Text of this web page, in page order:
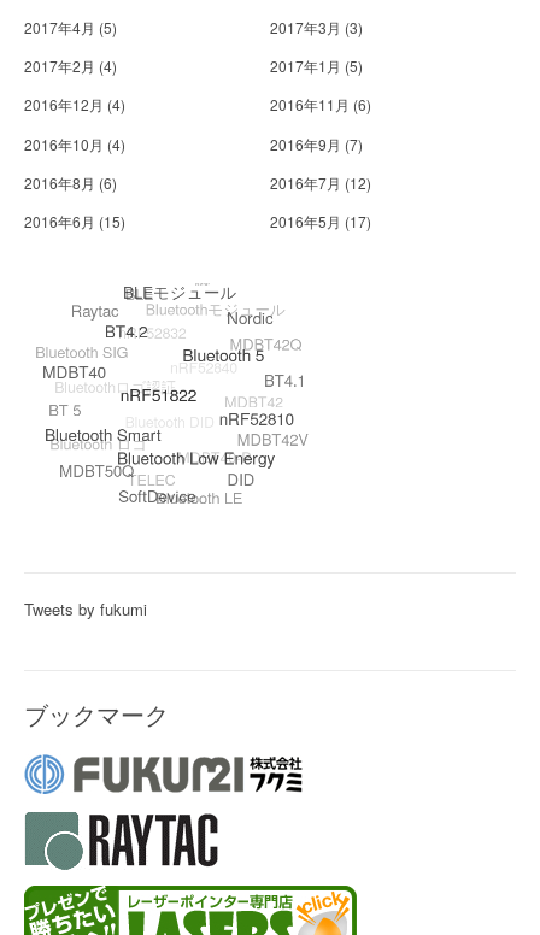
2017年4月 (5) 2017年3月 (3)
2017年2月 (4) 2017年1月 (5)
2016年12月 (4) 2016年11月 (6)
2016年10月 (4) 2016年9月 (7)
2016年8月 (6) 2016年7月 (12)
2016年6月 (15) 2016年5月 (17)
Tweets by fukumi
ブックマーク